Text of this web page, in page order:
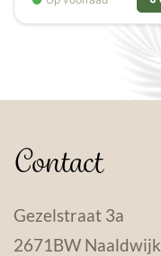
Contact
Gezelstraat 3a
2671BW Naaldwijk